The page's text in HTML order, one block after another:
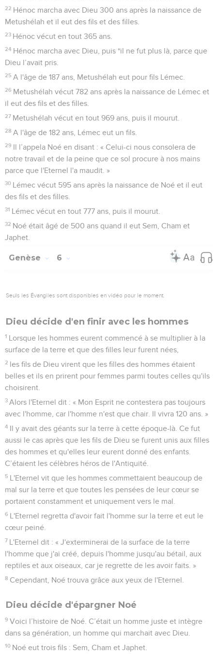
22 Hénoc marcha avec Dieu 300 ans après la naissance de
Metushélah et il eut des fils et des filles.
23 Hénoc vécut en tout 365 ans.
24 Hénoc marcha avec Dieu, puis *il ne fut plus là, parce que
Dieu l’avait pris.
25 A l'âge de 187 ans, Metushélah eut pour fils Lémec.
26 Metushélah vécut 782 ans après la naissance de Lémec et
il eut des fils et des filles.
27 Metushélah vécut en tout 969 ans, puis il mourut.
28 A l'âge de 182 ans, Lémec eut un fils.
29 Il l’appela Noé en disant : « Celui-ci nous consolera de
notre travail et de la peine que ce sol procure à nos mains
parce que l'Eternel l'a maudit. »
30 Lémec vécut 595 ans après la naissance de Noé et il eut
des fils et des filles.
31 Lémec vécut en tout 777 ans, puis il mourut.
32 Noé était âgé de 500 ans quand il eut Sem, Cham et
Japhet.
Genèse 6
Seuls les Évangiles sont disponibles en vidéo pour le moment.
Dieu décide d'en finir avec les hommes
1 Lorsque les hommes eurent commencé à se multiplier à la
surface de la terre et que des filles leur furent nées,
2 les fils de Dieu virent que les filles des hommes étaient
belles et ils en prirent pour femmes parmi toutes celles qu'ils
choisirent.
3 Alors l'Eternel dit : « Mon Esprit ne contestera pas toujours
avec l'homme, car l'homme n'est que chair. Il vivra 120 ans. »
4 Il y avait des géants sur la terre à cette époque-là. Ce fut
aussi le cas après que les fils de Dieu se furent unis aux filles
des hommes et qu'elles leur eurent donné des enfants.
C’étaient les célèbres héros de l'Antiquité.
5 L'Eternel vit que les hommes commettaient beaucoup de
mal sur la terre et que toutes les pensées de leur cœur se
portaient constamment et uniquement vers le mal.
6 L'Eternel regretta d'avoir fait l'homme sur la terre et eut le
cœur peiné.
7 L'Eternel dit : « J'exterminerai de la surface de la terre
l'homme que j'ai créé, depuis l'homme jusqu'au bétail, aux
reptiles et aux oiseaux, car je regrette de les avoir faits. »
8 Cependant, Noé trouva grâce aux yeux de l'Eternel.
Dieu décide d'épargner Noé
9 Voici l’histoire de Noé. C’était un homme juste et intègre
dans sa génération, un homme qui marchait avec Dieu.
10 Noé eut trois fils : Sem, Cham et Japhet.